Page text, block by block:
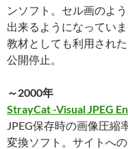
ンソフト。セル画のよ
出来るようになってい
教材としても利用され
公開停止。
～2000年
StrayCat -Visual JPEG
JPEG保存時の画像圧縮
変換ソフト。サイトへ